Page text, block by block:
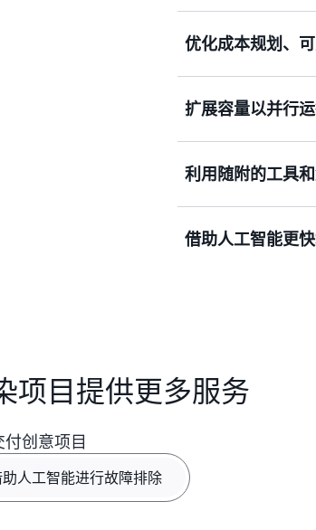
Deadline Cloud 可
优化成本规划、
内置的成本管理功
扩展容量以并行
借助 Deadline
利用随附的工具
Deadline Cloud 拥
借助人工智能更
项目提供更多服务
创意项目
人工智能进行故障排除